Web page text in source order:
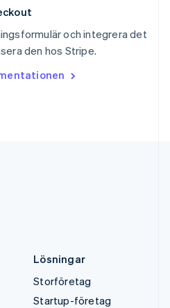
och integrera det
den hos Stripe.
Lösningar
Storföretag
Startup-företag